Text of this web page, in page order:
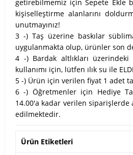
getirebilmemiz için Sepete Ekle
kişiselleştirme alanlarını
unutmayınız!
3 -) Taş üzerine baskılar
uygulanmakta olup, ürünler son
4 -) Bardak altlıkları üzerindeki
kullanımı için, lütfen ılık su ile
5 -) Ürün için verilen fiyat 1 adet
6 -) Öğretmenler için Hediye
14.00'a kadar verilen siparişlerde
edilmektedir.
Ürün Etiketleri